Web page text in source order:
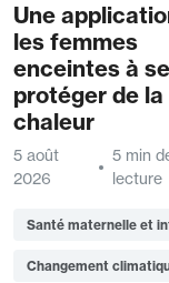
Une
les femmes
enceintes à se
protéger de la
chaleur
5 août
2026
5 min
lecture
Santé maternelle et
Changement